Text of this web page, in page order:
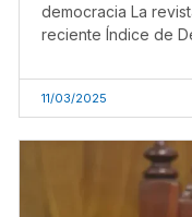
democracia La
reciente Índice de
11/03/2025